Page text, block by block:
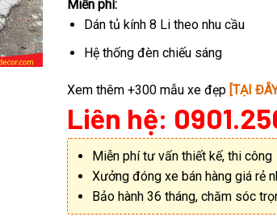
Miễn phí:
Dán tủ kính 8 Li theo nhu cầu
Hệ thống đèn chiếu sáng
Xem thêm +300 mẫu xe đẹp [TẠI
Liên hệ:
Miễn phí tư vấn thiết kế, thi công
Xưởng đóng xe bán hàng giá rẻ
Bảo hành 36 tháng, chăm sóc